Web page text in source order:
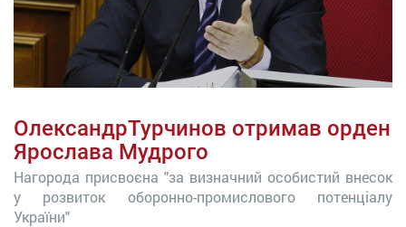
ОлександрТурчинов отримав орден
Ярослава Мудрого
Нагорода присвоєна "за визначний особистий внесок
у розвиток оборонно-промислового потенціалу
України"